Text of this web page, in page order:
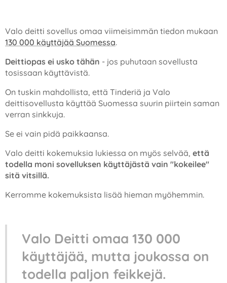
Valo deitti sovellus omaa viimeisimmän tiedon mukaan
130 000 käyttäjää Suomessa.
Deittiopas ei usko tähän - jos puhutaan sovellusta
tosissaan käyttävistä.
On tuskin mahdollista, että Tinderiä ja Valo
deittisovellusta käyttää Suomessa suurin piirtein saman
verran sinkkuja.
Se ei vain pidä paikkaansa.
Valo deitti kokemuksia lukiessa on myös selvää, että
todella moni sovelluksen käyttäjästä vain "kokeilee"
sitä vitsillä.
Kerromme kokemuksista lisää hieman myöhemmin.
Valo Deitti omaa 130 000
käyttäjää, mutta joukossa on
todella paljon feikkejä.